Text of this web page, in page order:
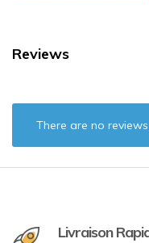
Reviews
There are no
Livraison